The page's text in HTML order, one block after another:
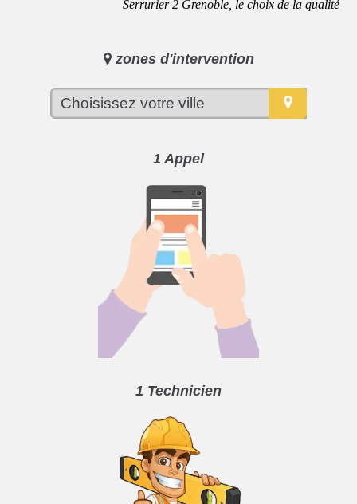
Serrurier 2 Grenoble, le choix de la qualité
zones d'intervention
1 Appel
1 Technicien